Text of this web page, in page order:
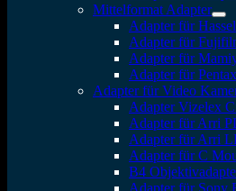
Mittelformat Adapter
Adapter für
Adapter für
Adapter für
Adapter für
Adapter für Video
Adapter Vizelex
Adapter für Arri
Adapter für Arri
Adapter für C
B4
Adapter für Sony